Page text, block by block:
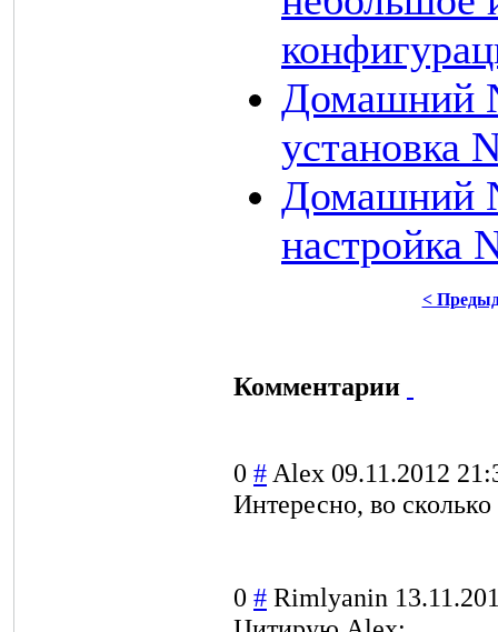
Домашний
установка
Домашний
настройка
<
Комментарии
0 # Alex 09.11.2012
Интересно, во
0 # Rimlyanin